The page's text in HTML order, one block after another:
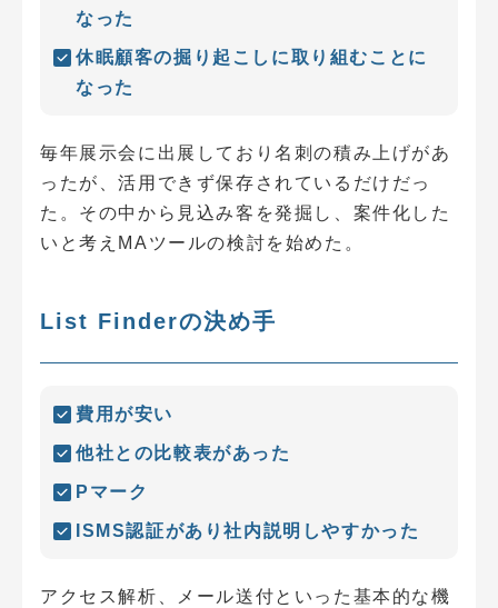
なった
休眠顧客の掘り起こしに取り組むことに
なった
毎年展示会に出展しており名刺の積み上げがあ
ったが、活用できず保存されているだけだっ
た。その中から見込み客を発掘し、案件化した
いと考えMAツールの検討を始めた。
List Finderの決め手
費用が安い
他社との比較表があった
Pマーク
ISMS認証があり社内説明しやすかった
アクセス解析、メール送付といった基本的な機